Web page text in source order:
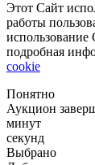
Этот Сайт
работы
использование
подробная
cookie
Понятно
Аукцион
минут
секунд
Выбрано